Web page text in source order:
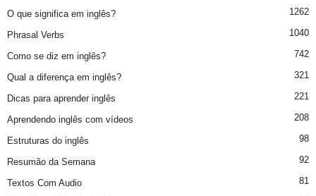
O que significa em inglês? 1262
Phrasal Verbs 1040
Como se diz em inglês? 742
Qual a diferença em inglês? 321
Dicas para aprender inglês 221
Aprendendo inglês com vídeos 208
Estruturas do inglês 98
Resumão da Semana 92
Textos Com Audio 81